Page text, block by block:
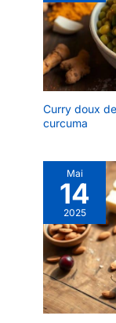
Curry doux
curcuma
Mai
14
2025